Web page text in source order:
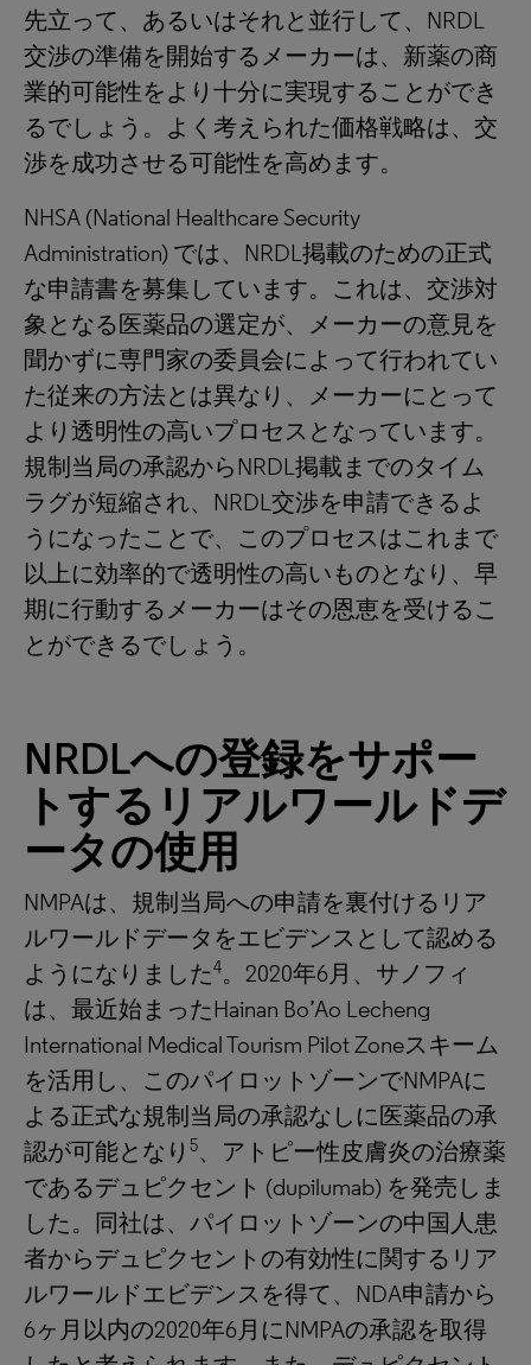
先立って、あるいはそれと並行して、NRDL
交渉の準備を開始するメーカーは、新薬の商
業的可能性をより十分に実現することができ
るでしょう。よく考えられた価格戦略は、交
渉を成功させる可能性を高めます。
NHSA (National Healthcare Security
Administration) では、NRDL掲載のための正式
な申請書を募集しています。これは、交渉対
象となる医薬品の選定が、メーカーの意見を
聞かずに専門家の委員会によって行われてい
た従来の方法とは異なり、メーカーにとって
より透明性の高いプロセスとなっています。
規制当局の承認からNRDL掲載までのタイム
ラグが短縮され、NRDL交渉を申請できるよ
うになったことで、このプロセスはこれまで
以上に効率的で透明性の高いものとなり、早
期に行動するメーカーはその恩恵を受けるこ
とができるでしょう。
NRDLへの登録をサポー
トするリアルワールドデ
ータの使用
NMPAは、規制当局への申請を裏付けるリア
ルワールドデータをエビデンスとして認める
ようになりました4。2020年6月、サノフィ
は、最近始まったHainan Bo’Ao Lecheng
International Medical Tourism Pilot Zoneスキーム
を活用し、このパイロットゾーンでNMPAに
よる正式な規制当局の承認なしに医薬品の承
認が可能となり 5、アトピー性皮膚炎の治療薬
であるデュピクセント (dupilumab) を発売しま
した。同社は、パイロットゾーンの中国人患
者からデュピクセントの有効性に関するリア
ルワールドエビデンスを得て、NDA申請から
6ヶ月以内の2020年6月にNMPAの承認を取得